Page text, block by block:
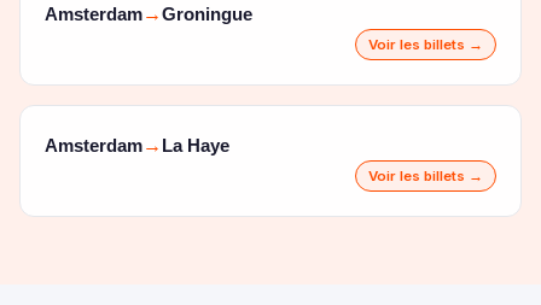
Amsterdam→Groningue
Voir les billets →
Amsterdam→ La Haye
Voir les billets →